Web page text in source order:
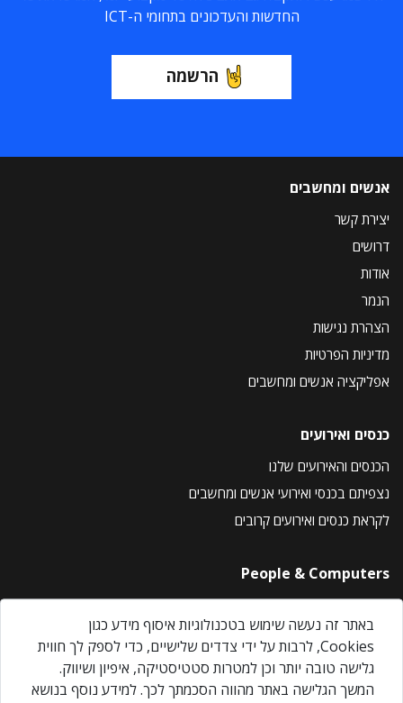
החדשות והעדכונים בתחומי ה-ICT
הרשמה
אנשים ומחשבים
יצירת קשר
דרושים
אודות
הנמר
הצהרת נגישות
מדיניות הפרטיות
אפליקציה אנשים ומחשבים
כנסים ואירועים
הכנסים והאירועים שלנו
נצפיתם בכנסי ואירועי אנשים ומחשבים
לקראת כנסים ואירועים קרובים
People & Computers
About Us
Privacy Policy
Contact Us
Our Events
באתר זה נעשה שימוש בטכנולוגיות איסוף מידע כגון
Cookies, לרבות על ידי צדדים שלישיים, כדי לספק לך חווית
גלישה טובה יותר וכן למטרות סטטיסטיקה, איפיון ושיווק.
המשך הגלישה באתר מהווה הסכמתך לכך. למידע נוסף בנושא